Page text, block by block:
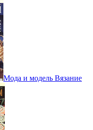
Мода и модель Вязание